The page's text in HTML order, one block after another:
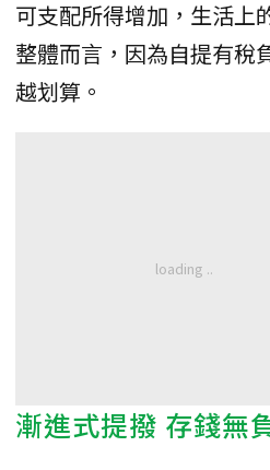
可支配所得增加，生活上
整體而言，因為自提有稅
越划算。
漸進式提撥 存錢無